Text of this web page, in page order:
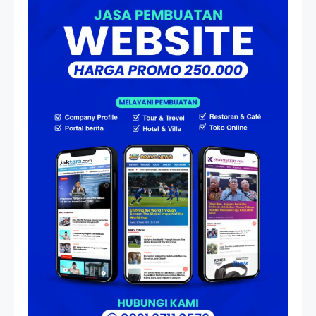
Menjadi Nakhoda PPU
Artikel
HP Dopod U1000, Laptop Mini
yang Mendahului Zaman
Sebelum Era iPhone dan
Smartphone
Resonansi
Seri 1: Republik Karang
Kedempel, Lahirnya Politik
Non-Blok ke Go-Blok!
Artikel
Menelusuri Akar Sejarah Ulang
Tahun PPU, Pertentangan
Bulan Peringatan vs
Pengesahan UU 7/2002